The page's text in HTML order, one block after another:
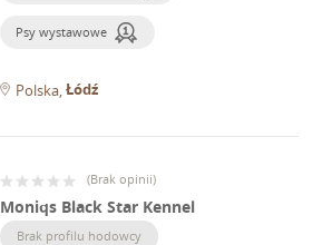
Psy wystawowe
Polska Łódź
(Brak opinii)
Moniqs Black Star Kennel
Brak profilu hodowcy